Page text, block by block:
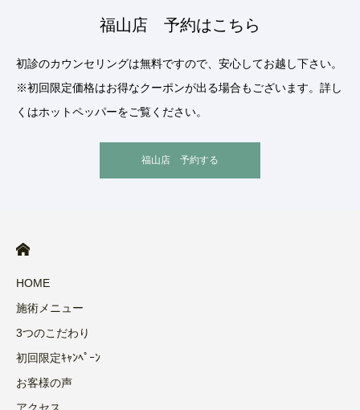
福山店 予約はこちら
初診のカウンセリングは無料ですので、安心してお越し下さい。
※初回限定価格はお得なクーポンが出る場合もございます。詳し
くはホットペッパーをご覧ください。
福山店 予約する
HOME
施術メニュー
3つのこだわり
初回限定ｷｬﾝﾍﾟｰﾝ
お客様の声